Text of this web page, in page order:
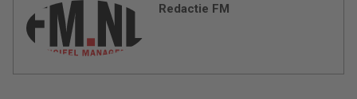
Redactie FM